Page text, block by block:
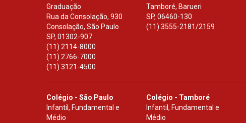
Graduação
Rua da Consolação, 930
Consolação, São Paulo
SP, 01302-907
(11) 2114-8000
(11) 2766-7000
(11) 3121-4500
Tamboré, Barueri
SP,06460-130
(11) 3555-2181/2159
Colégio - São Paulo
Infantil, Fundamental e
Médio
Colégio - Tamboré
Infantil, Fundamental e
Médio